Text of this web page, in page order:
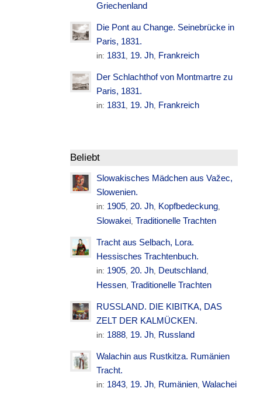
Griechenland
Die Pont au Change. Seinebrücke in
Paris, 1831.
in: 1831, 19. Jh, Frankreich
Der Schlachthof von Montmartre zu
Paris, 1831.
in: 1831, 19. Jh, Frankreich
Beliebt
Slowakisches Mädchen aus Važec,
Slowenien.
in: 1905,20. Jh, Kopfbedeckung,
Slowakei, Traditionelle Trachten
Tracht aus Selbach, Lora.
Hessisches Trachtenbuch.
in: 1905,20. Jh, Deutschland,
Hessen, Traditionelle Trachten
RUSSLAND. DIE KIBITKA, DAS
ZELT DER KALMÜCKEN.
in: 1888, 19. Jh, Russland
Walachin aus Rustkitza. Rumänien
Tracht.
in: 1843, 19. Jh, Rumänien,Walachei